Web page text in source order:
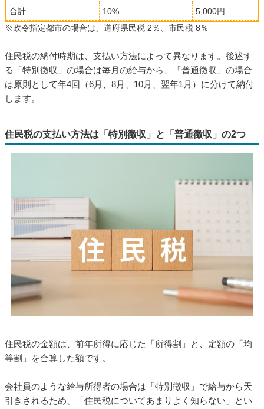
合計
10%
5,000円
※政令指定都市の場合は、道府県民税 2％、市民税 8％
住民税の納付時期は、支払い方法によって異なります。後述す
る「特別徴収」の場合は毎月の給与から、「普通徴収」の場合
は原則として年4回（6月、8月、10月、翌年1月）に分けて納付
します。
住民税の支払い方法は「特別徴収」と「普通徴収」の2つ
住民税の金額は、前年所得に応じた「所得割」と、定額の「均
等割」を合算した額です。
会社員のような給与所得者の場合は「特別徴収」で給与から天
引きされるため、「住民税についてあまりよく知らない」とい